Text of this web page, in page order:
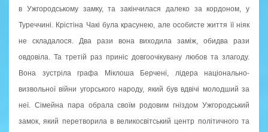
в Ужгородському замку, та закінчилася далеко за кордоном, у
Туреччині. Крістіна Чакі була красунею, але особисте життя її ніяк
не складалося. Два рази вона виходила заміж, обидва рази
овдовіла. Та третій раз приніс довгоочікувану любов та злагоду.
Вона зустріла графа Міклоша Берчені, лідера національно-
визвольної війни угорського народу, який був вдвічі молодший за
неї. Сімейна пара обрала своїм родовим гніздом Ужгородський
замок, який перетворила в великосвітський центр політичного та